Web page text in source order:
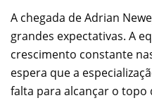
A chegada de Adrian
grandes expectativas. A
crescimento constante
espera que a
falta para alcançar o topo